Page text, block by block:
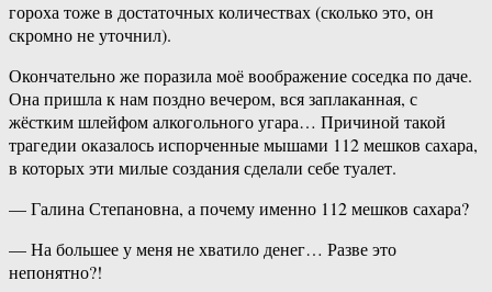
гороха тоже в достаточных количествах (сколько это, он
скромно не уточнил).
Окончательно же поразила моё воображение соседка по даче.
Она пришла к нам поздно вечером, вся заплаканная, с
жёстким шлейфом алкогольного угара… Причиной такой
трагедии оказалось испорченные мышами 112 мешков сахара,
в которых эти милые создания сделали себе туалет.
— Галина Степановна, а почему именно 112 мешков сахара?
— На большее у меня не хватило денег… Разве это
непонятно?!